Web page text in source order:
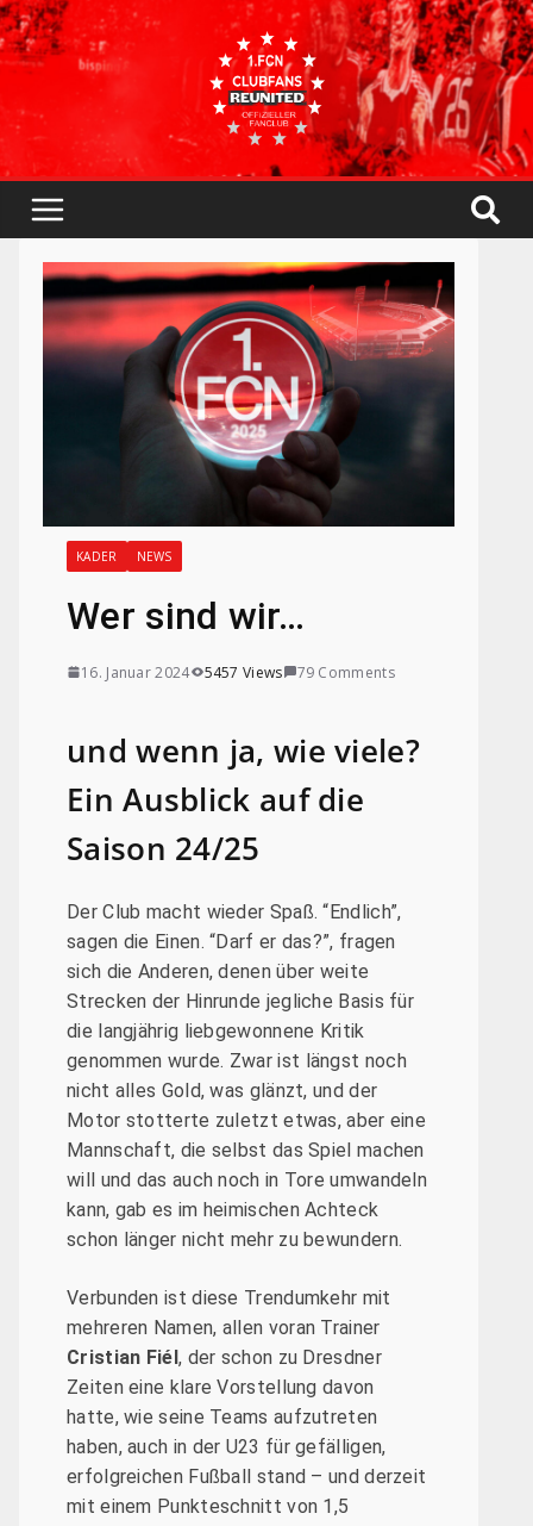
KADER NEWS
Wer sind wir…
16. Januar 2024 5457 Views 79 Comments
und wenn ja, wie viele?
Ein Ausblick auf die
Saison 24/25
Der Club macht wieder Spaß. “Endlich”,
sagen die Einen. “Darf er das?”, fragen
sich die Anderen, denen über weite
Strecken der Hinrunde jegliche Basis für
die langjährig liebgewonnene Kritik
genommen wurde. Zwar ist längst noch
nicht alles Gold, was glänzt, und der
Motor stotterte zuletzt etwas, aber eine
Mannschaft, die selbst das Spiel machen
will und das auch noch in Tore umwandeln
kann, gab es im heimischen Achteck
schon länger nicht mehr zu bewundern.
Verbunden ist diese Trendumkehr mit
mehreren Namen, allen voran Trainer
Cristian Fiél, der schon zu Dresdner
Zeiten eine klare Vorstellung davon
hatte, wie seine Teams aufzutreten
haben, auch in der U23 für gefälligen,
erfolgreichen Fußball stand – und derzeit
mit einem Punkteschnitt von 1,5